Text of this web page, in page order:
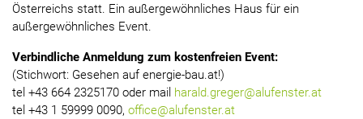
Österreichs statt. Ein außergewöhnliches Haus für ein
außergewöhnliches Event.
Verbindliche Anmeldung zum kostenfreien Event:
(Stichwort: Gesehen auf energie-bau.at!)
tel +43 664 2325170 oder mail harald.greger@alufenster.at
tel +43 1 59999 0090, office@alufenster.at